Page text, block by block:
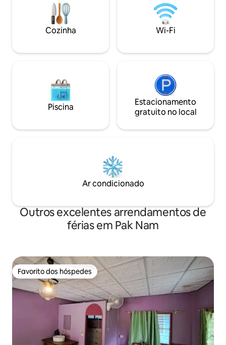
macarrão ao lado do canal As bicicletas
🚲 estão disponíveis gratuitamente. 🏕
Alguns equipamentos de acampamento
estão disponíveis. É🐶🐱 possível trazer
estacionamento 🚗 está disponível no
máquina de lavar roupa e TV. - Caiaques
disponíveis. Se você quiser jogar, pode
ser organizado com antecedência.
Cobrança extra- Tarifa de barco 1 dia 200
pequenos
transferências
Uma estadia
se sente em
Cozinha Wi-Fi
Piscina
Estacionamento
gratuito no local
Ar condicionado
Outros excelentes arrendamentos de
férias em Pak Nam
Favorito dos hóspedes
Favorito dos hóspedes